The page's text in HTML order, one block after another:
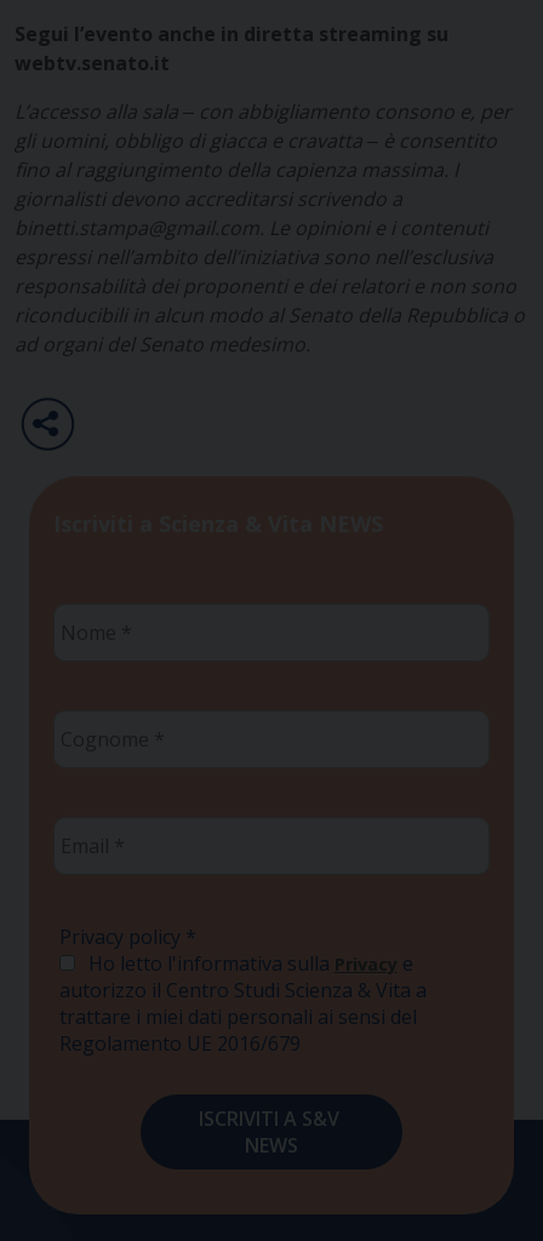
Segui l’evento anche in diretta streaming su
webtv.senato.it
L’accesso alla sala ‒ con abbigliamento consono e, per
gli uomini, obbligo di giacca e cravatta ‒ è consentito
fino al raggiungimento della capienza massima. I
giornalisti devono accreditarsi scrivendo a
binetti.stampa@gmail.com. Le opinioni e i contenuti
espressi nell’ambito dell’iniziativa sono nell’esclusiva
responsabilità dei proponenti e dei relatori e non sono
riconducibili in alcun modo al Senato della Repubblica o
ad organi del Senato medesimo.
Privacy policy *
Ho letto l'informativa sulla Privacy e
autorizzo il Centro Studi Scienza & Vita a
trattare i miei dati personali ai sensi del
Regolamento UE 2016/679